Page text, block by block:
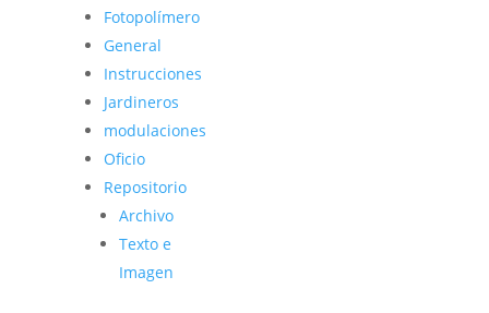
Fotopolímero
General
Instrucciones
Jardineros
modulaciones
Oficio
Repositorio
Archivo
Texto e
Imagen